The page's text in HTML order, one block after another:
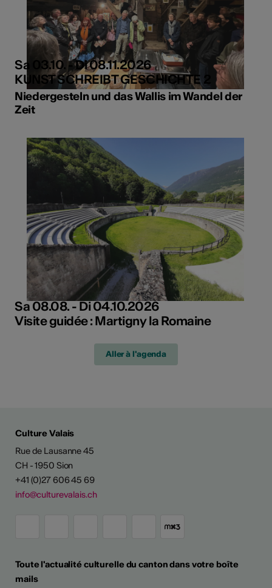
Sa 03.10. - Di 08.11.2026
KUNST SCHREIBT GESCHICHTE 2
Niedergesteln und das Wallis im Wandel der
Zeit
Sa 08.08. - Di 04.10.2026
Visite guidée : Martigny la Romaine
Aller à l'agenda
Culture Valais
Rue de Lausanne 45
CH - 1950 Sion
+41 (0)27 606 45 69
info@culturevalais.ch
Toute l'actualité culturelle du canton dans votre boîte
mails